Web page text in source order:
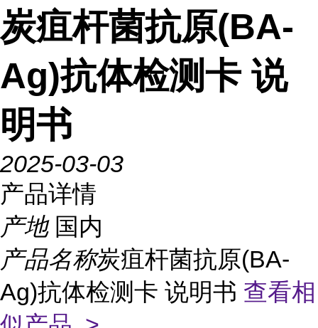
炭疽杆菌抗原(BA-
Ag)抗体检测卡 说
明书
2025-03-03
产品详情
产地 国内
产品名称炭疽杆菌抗原(BA-
Ag)抗体检测卡 说明书 查看相